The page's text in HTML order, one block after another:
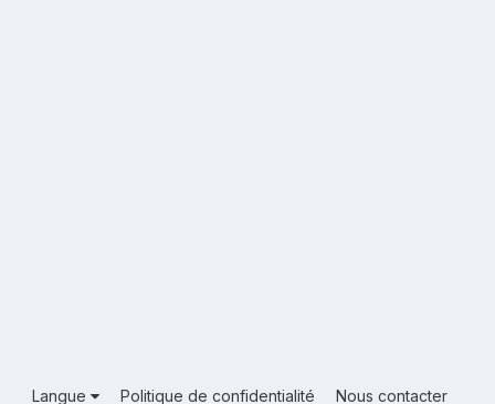
Langue Politique de confidentialité Nous contacter